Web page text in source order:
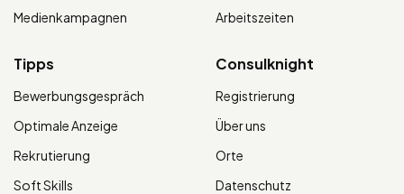
Medienkampagnen
Arbeitszeiten
Tipps
Bewerbungsgespräch
Optimale Anzeige
Rekrutierung
Soft Skills
Consulknight
Registrierung
Über uns
Orte
Datenschutz